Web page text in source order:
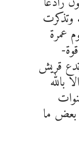
وتذكرت
عمرة
قريش
بعض ما